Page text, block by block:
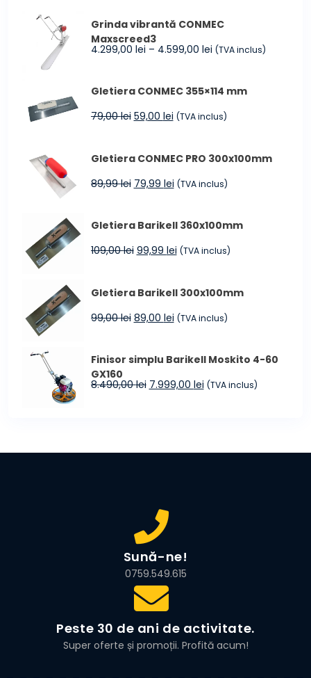
fost:
40,00 lei.
34,99 lei.
Grinda vibrantă CONMEC
Maxscreed3
4.299,00 lei – 4.599,00 leiInterval
4.299,00 lei
la
(TVA inclus)
Gletiera CONMEC 355×114 mm
79,00lei Prețul
fost:
59,00 leiPrețul
59,00 lei.
(TVA inclus)
Gletiera CONMEC PRO 300x100mm
89,99lei Prețul
fost:
79,99 leiPrețul
79,99 lei.
(TVA inclus)
Gletiera Barikell 360x100mm
109,00lei Prețul
fost:
99,99 leiPrețul
99,99 lei.
(TVA inclus)
Gletiera Barikell 300x100mm
99,00lei Prețul
fost:
89,00 leiPrețul
89,00 lei.
(TVA inclus)
Finisor simplu Barikell Moskito 4-60
GX160
8.490,00lei Prețul
7.999,00 leiPrețul
(TVA inclus)
Sună-ne!
0759.549.615
Peste 30 de ani de activitate.
Super oferte și promoții. Profită acum!